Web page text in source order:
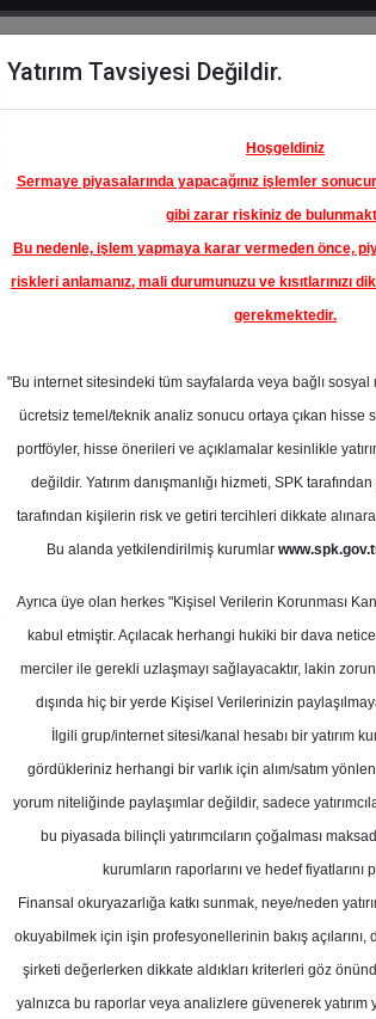
Hisse
Öne
Çıkanlar
Raporlar Deniz Yatırım Rapor
Trafik Sonuçları
11 Mart 2026
Sonuçları
Yatırım Tavsiyesi Değildir.
Hoşgeldiniz
Sermaye piyasalarında yapacağınız işlemler
gibi zarar riskiniz de
Bu nedenle, işlem yapmaya karar vermeden önce,
riskleri anlamanız, mali durumunuzu ve kısıtlarınızı
gerekmektedir.
"Bu internet sitesindeki tüm sayfalarda veya bağlı
ücretsiz temel/teknik analiz sonucu ortaya çıkan hisse
portföyler, hisse önerileri ve açıklamalar kesinlikle
değildir. Yatırım danışmanlığı hizmeti, SPK
tarafından kişilerin risk ve getiri tercihleri dikkate
Bu alanda yetkilendirilmiş kurumlar
Ayrıca üye olan herkes "Kişisel Verilerin Korunması
kabul etmiştir. Açılacak herhangi hukiki bir dava
merciler ile gerekli uzlaşmayı sağlayacaktır, lakin
dışında hiç bir yerde Kişisel Verilerinizin
İlgili grup/internet sitesi/kanal hesabı bir yatırım
gördükleriniz herhangi bir varlık için alım/satım
yorum niteliğinde paylaşımlar değildir, sadece
bu piyasada bilinçli yatırımcıların çoğalması
kurumların raporlarını ve hedef fiyatlarını
Finansal okuryazarlığa katkı sunmak, neye/neden
okuyabilmek için işin profesyonellerinin bakış
şirketi değerlerken dikkate aldıkları kriterleri göz
yalnızca bu raporlar veya analizlere güvenerek yatırım